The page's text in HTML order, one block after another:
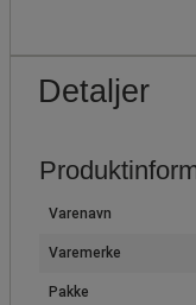
Detaljer
Varenavn
Varemerke
Pakke